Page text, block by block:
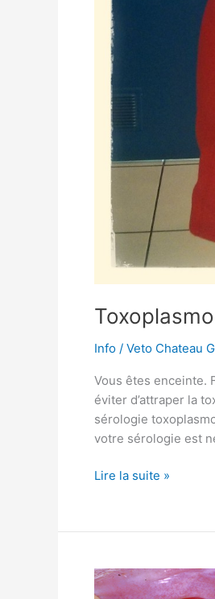
Info / Veto Chateau
Vous êtes enceinte.
éviter d’attraper la
sérologie
votre sérologie est
Toxoplasmose
Faut-
se
débarrasser
Lire la suite »